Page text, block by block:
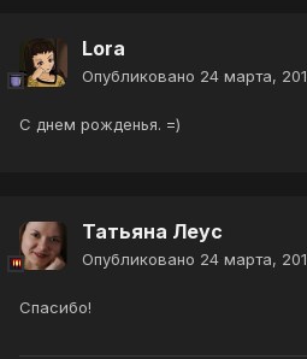
Lora
Опубликовано 24 марта,
С днем рожденья. =)
Татьяна Леус
Опубликовано 24 марта,
Спасибо!